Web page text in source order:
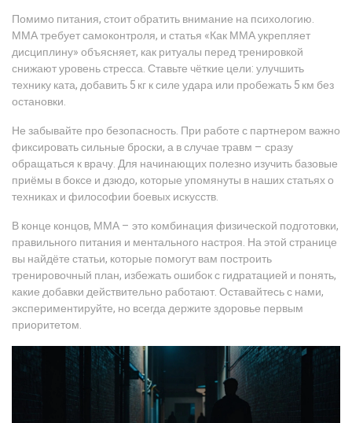
Помимо питания, стоит обратить внимание на психологию.
ММА требует самоконтроля, и статья «Как ММА укрепляет
дисциплину» объясняет, как ритуалы перед тренировкой
снижают уровень стресса. Ставьте чёткие цели: улучшить
технику ката, добавить 5 кг к силе удара или пробежать 5 км без
остановки.
Не забывайте про безопасность. При работе с партнером важно
фиксировать сильные броски, а в случае травм – сразу
обращаться к врачу. Для начинающих полезно изучить базовые
приёмы в боксе и дзюдо, которые упомянуты в наших статьях о
техниках и философии боевых искусств.
В конце концов, ММА – это комбинация физической подготовки,
правильного питания и ментального настроя. На этой странице
вы найдёте статьи, которые помогут вам построить
тренировочный план, избежать ошибок с гидратацией и понять,
какие добавки действительно работают. Оставайтесь с нами,
экспериментируйте, но всегда держите здоровье первым
приоритетом.